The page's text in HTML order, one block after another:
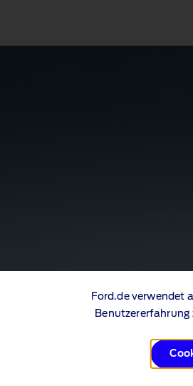
Ford.de verwendet
Benutzererfahrung